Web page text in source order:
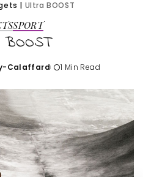
| Ultra BOOST
SPORT
BOOST
Calaffard 1 Min Read